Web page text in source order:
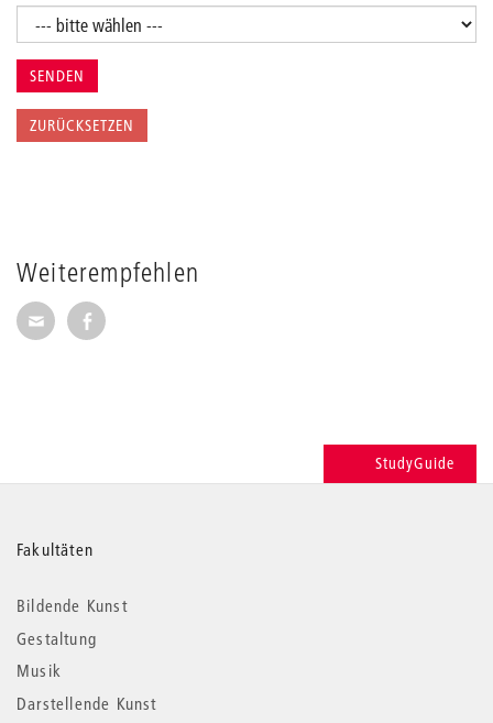
Weiterempfehlen
Seite per E-Mail weiterempfehlen
Seite auf Facebook weiterempfehlen
StudyGuide
Weitere
Informationen
Fakultäten
Bildende Kunst
Gestaltung
Musik
Darstellende Kunst